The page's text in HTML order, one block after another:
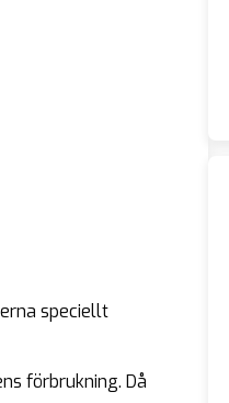
speciellt
förbrukning. Då